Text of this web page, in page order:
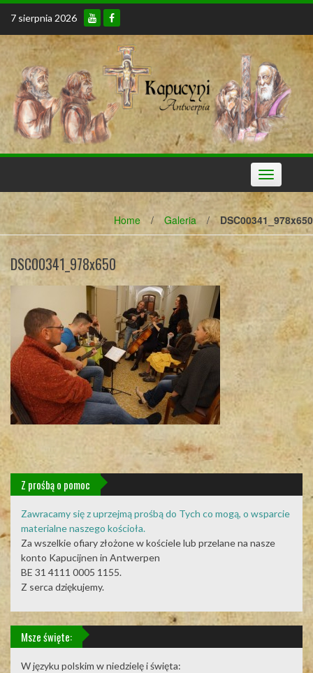
Skip
content
7 sierpnia 2026
Toggle
navigation
Home / Galeria / DSC00341_978x650
DSC00341_978x650
Z prośbą o pomoc
Zawracamy się z uprzejmą prośbą do Tych co mogą, o wsparcie
materialne naszego kościoła.
Za wszelkie ofiary złożone w kościele lub przelane na nasze
konto Kapucijnen in Antwerpen
BE 31 4111 0005 1155.
Z serca dziękujemy.
Msze święte:
W języku polskim w niedzielę i święta: